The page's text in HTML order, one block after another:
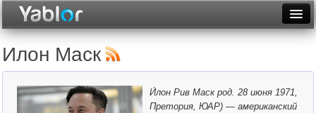
Неделя
Месяц
Илон Маск
И́лон Рив Маск род. 28 июня 1971,
Претория, ЮАР) — американский